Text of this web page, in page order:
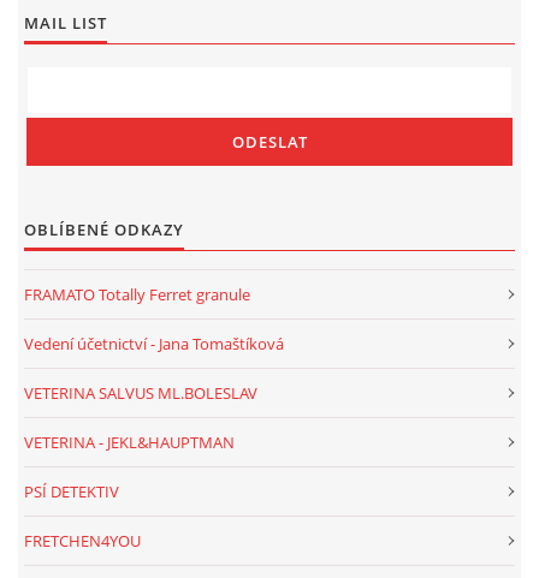
MAIL LIST
OBLÍBENÉ ODKAZY
FRAMATO Totally Ferret granule
Vedení účetnictví - Jana Tomaštíková
VETERINA SALVUS ML.BOLESLAV
VETERINA - JEKL&HAUPTMAN
PSÍ DETEKTIV
FRETCHEN4YOU